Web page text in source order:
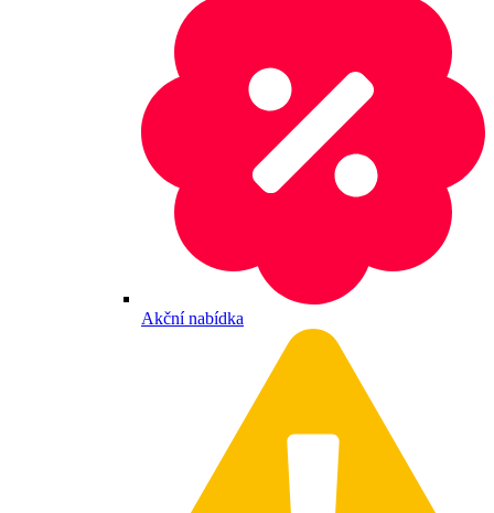
Akční nabídka